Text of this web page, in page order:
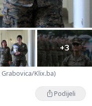
+3
Klix.ba)
Podijeli